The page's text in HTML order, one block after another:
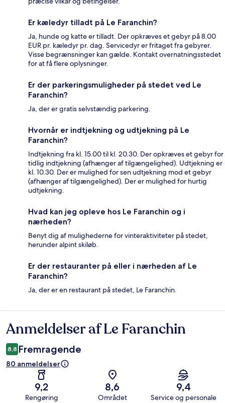
Er kæledyr tilladt på Le Faranchin?
Ja, hunde og katte er tilladt. Der opkræves et gebyr på 8.00
EUR pr. kæledyr pr. dag. Servicedyr er fritaget fra gebyrer.
Visse begrænsninger kan gælde. Kontakt overnatningsstedet
for at få flere oplysninger.
Er der parkeringsmuligheder på stedet ved Le
Faranchin?
Ja, der er gratis selvstændig parkering.
Hvornår er indtjekning og udtjekning på Le
Faranchin?
Indtjekning fra kl. 15.00 til kl. 20.30. Der opkræves et gebyr for
tidlig indtjekning (afhænger af tilgængelighed). Udtjekning er
kl. 10.30. Der er mulighed for sen udtjekning mod et gebyr
(afhænger af tilgængelighed). Der er mulighed for hurtig
udtjekning.
Hvad kan jeg opleve hos Le Faranchin og i
nærheden?
Benyt dig af mulighederne for vinteraktiviteter på stedet,
herunder alpint skiløb.
Er der restauranter på eller i nærheden af Le
Faranchin?
Ja, der er en restaurant på stedet, Le Faranchin.
Anmeldelser
Anmeldelser af Le Faranchin
8,8 Fremragende
80 anmeldelser
9,2
Rengøring
8,6
Området
9,4
Service og personale